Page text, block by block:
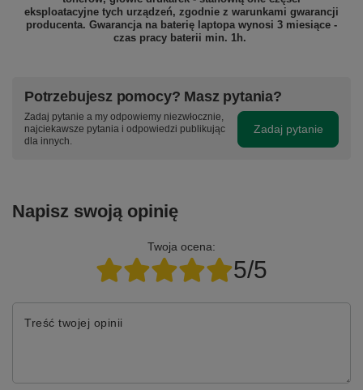
eksploatacyjne tych urządzeń, zgodnie z warunkami gwarancji
producenta. Gwarancja na baterię laptopa wynosi 3 miesiące -
czas pracy baterii min. 1h.
Potrzebujesz pomocy? Masz pytania?
Zadaj pytanie a my odpowiemy niezwłocznie,
najciekawsze pytania i odpowiedzi publikując
dla innych.
Zadaj pytanie
Napisz swoją opinię
Twoja ocena:
5/5
Treść twojej opinii